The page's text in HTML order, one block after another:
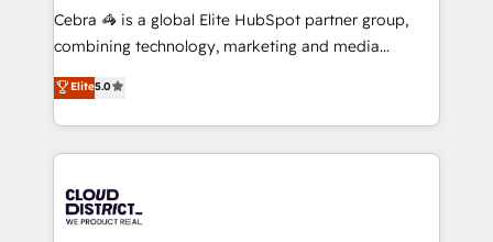
boost with a new HubSpot site Recognized leaders:
🏆 HubSpot Platform Migration Impact Award 🏆
Inbound Campaign of the Year 🏆 Gold AVA Digital
Award for Best Website 🌟 Accreditations: CRM
Cebra 🦓 is a global Elite HubSpot partner group,
combining technology, marketing and media
expertise across Latin America and Southern
Europe, with teams across 7 countries. Born in Chile,
we combine local insight with international reach to
help businesses grow through technology, creativity,
500+ HubSpot implementations, building end-to-
end solutions that integrate CRM, AI automation,
Elite5.0